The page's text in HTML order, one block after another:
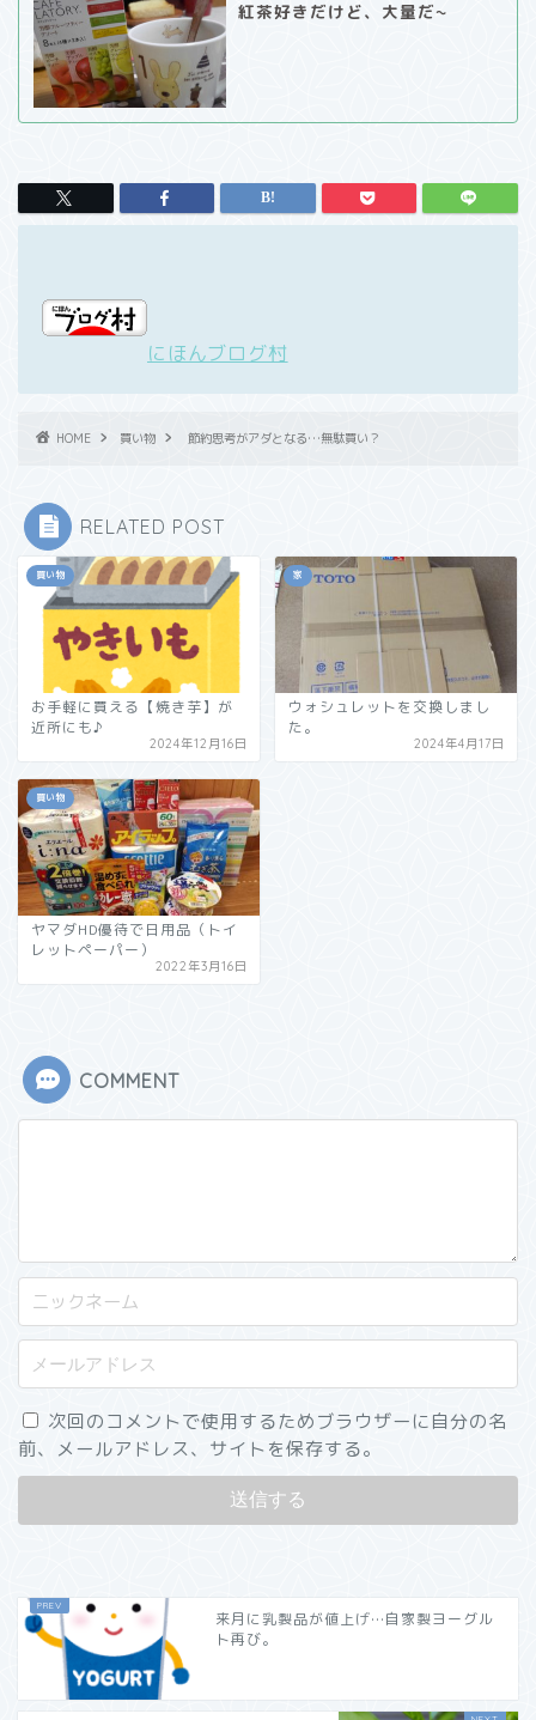
紅茶好きだけど、大量だ~
にほんブログ村
HOME 買い物 節約思考がアダとなる…無駄買い？
RELATED POST
買い物
お手軽に買える【焼き芋】が
近所にも♪
2024年12月16日
家
ウォシュレットを交換しまし
た。
2024年4月17日
買い物
ヤマダHD優待で日用品（トイ
レットペーパー）
2022年3月16日
COMMENT
次回のコメントで使用するためブラウザーに自分の名
前、メールアドレス、サイトを保存する。
来月に乳製品が値上げ…自家製ヨーグル
ト再び。